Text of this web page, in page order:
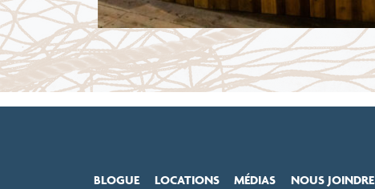
BLOGUE LOCATIONS MÉDIAS
NOUS JOINDRE